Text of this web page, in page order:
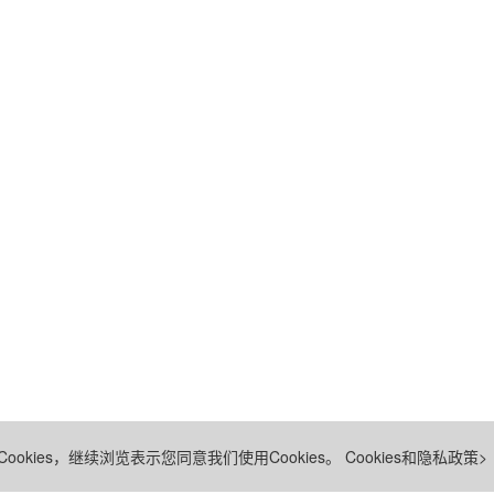
，继续浏览表示您同意我们使用Cookies。 Cookies和隐私政策>